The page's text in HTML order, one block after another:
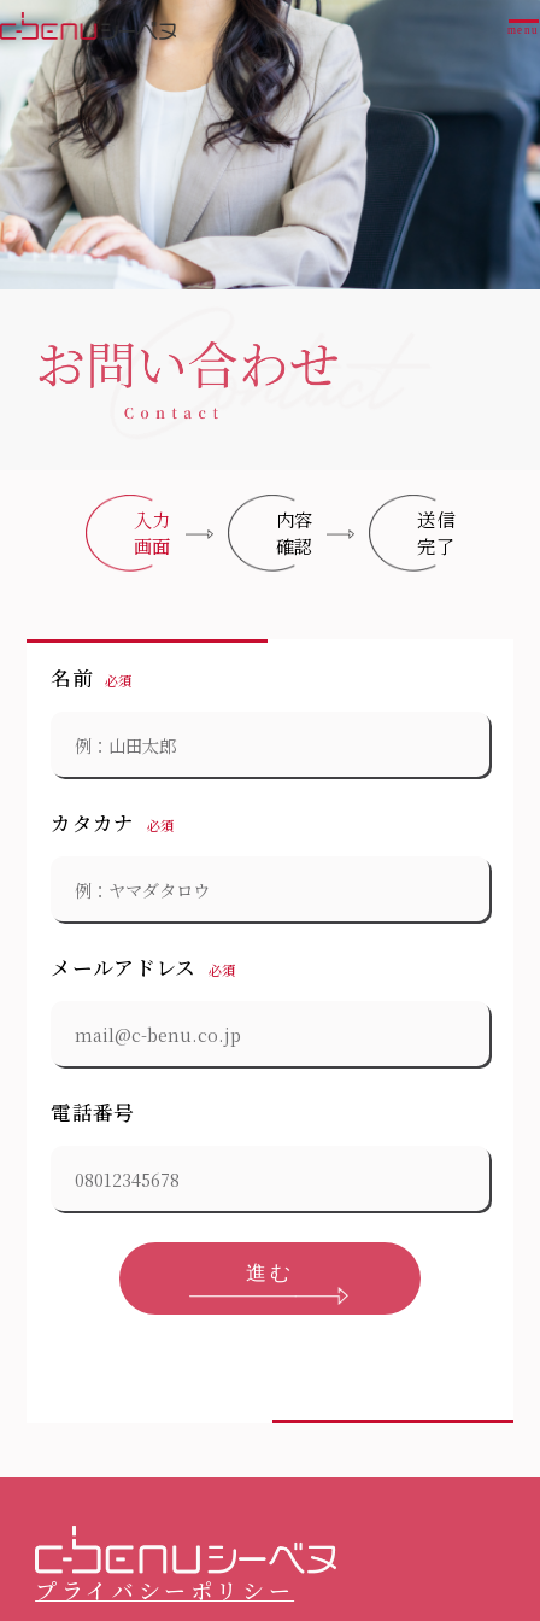
menu
入力
画面
内容
確認
送信
完了
名前 必須
カタカナ 必須
メールアドレス 必須
電話番号
進む
プライバシーポリシー